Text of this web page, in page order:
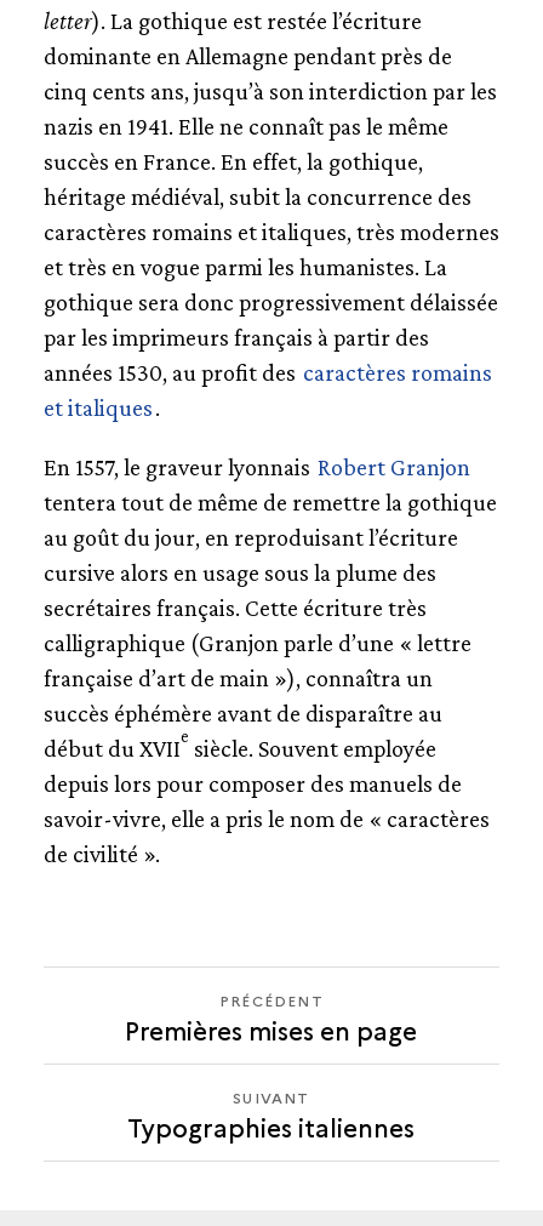
letter). La gothique est restée l’écriture
dominante en Allemagne pendant près de
cinq cents ans, jusqu’à son interdiction par les
nazis en 1941. Elle ne connaît pas le même
succès en France. En effet, la gothique,
héritage médiéval, subit la concurrence des
caractères romains et italiques, très modernes
et très en vogue parmi les humanistes. La
gothique sera donc progressivement délaissée
par les imprimeurs français à partir des
années 1530, au profit des caractères romains
et italiques.
En 1557, le graveur lyonnais Robert Granjon
tentera tout de même de remettre la gothique
au goût du jour, en reproduisant l’écriture
cursive alors en usage sous la plume des
secrétaires français. Cette écriture très
calligraphique (Granjon parle d’une « lettre
française d’art de main »), connaîtra un
succès éphémère avant de disparaître au
début du XVIIe siècle. Souvent employée
depuis lors pour composer des manuels de
savoir-vivre, elle a pris le nom de « caractères
de civilité ».
PRÉCÉDENT
TYPOGRAPHIES
PRÉCÉDENT
Premières mises en page
SUIVANT
TYPOGRAPHIES
SUIVANT
Typographies italiennes